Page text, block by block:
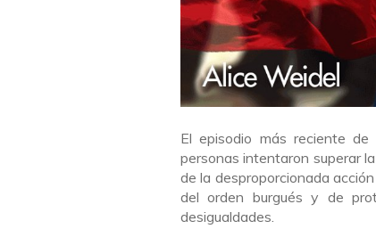
El episodio más reciente
personas intentaron superar
de la desproporcionada
del orden burgués y de
desigualdades.